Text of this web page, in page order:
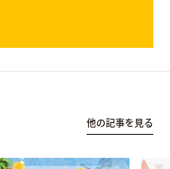
他の記事を見る